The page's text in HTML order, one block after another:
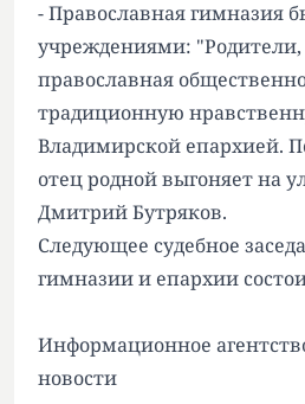
- Православная гимназия
учреждениями: "Родители,
православная
традиционную
Владимирской епархией.
отец родной выгоняет на
Дмитрий Бутряков.
Следующее судебное
гимназии и епархии
Информационное
новости